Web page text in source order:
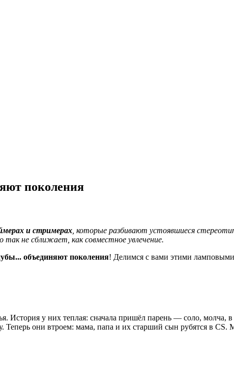
поколения
и стримерах , которые разбивают устоявшиеся
не сближает, как совместное увлечение.
объединяют поколения! Делимся с вами этими
История у них теплая: сначала пришёл парень — соло, молча,
они втроем: мама, папа и их старший сын рубятся в